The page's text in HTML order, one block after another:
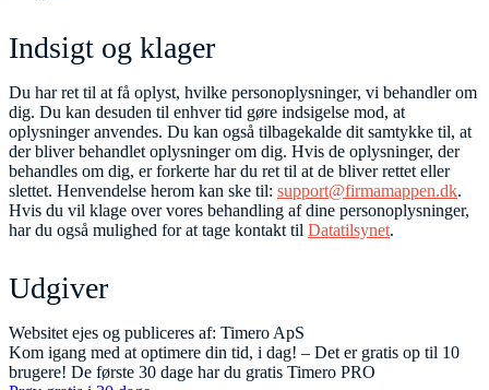
Indsigt og klager
Du har ret til at få oplyst, hvilke personoplysninger, vi behandler om
dig. Du kan desuden til enhver tid gøre indsigelse mod, at
oplysninger anvendes. Du kan også tilbagekalde dit samtykke til, at
der bliver behandlet oplysninger om dig. Hvis de oplysninger, der
behandles om dig, er forkerte har du ret til at de bliver rettet eller
slettet. Henvendelse herom kan ske til: support@firmamappen.dk.
Hvis du vil klage over vores behandling af dine personoplysninger,
har du også mulighed for at tage kontakt til Datatilsynet.
Udgiver
Websitet ejes og publiceres af: Timero ApS
Kom igang med at optimere din tid, i dag! – Det er gratis op til 10
brugere! De første 30 dage har du gratis Timero PRO